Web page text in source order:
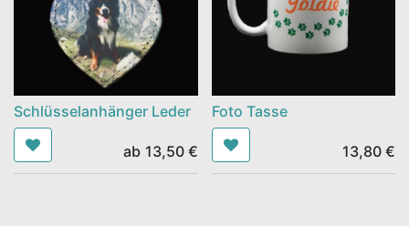
Schlüsselanhänger Leder
ab 13,50€
Foto Tasse
13,80 €